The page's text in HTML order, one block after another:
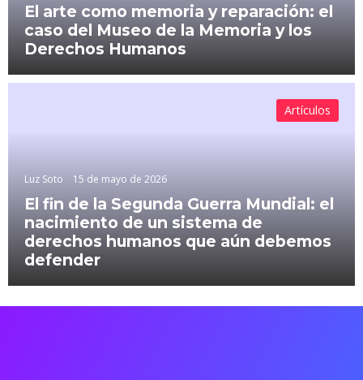
El arte como memoria y reparación: el
caso del Museo de la Memoria y los
Derechos Humanos
Luz Soto 15 de mayo de 2026
El fin de la Segunda Guerra Mundial: el
nacimiento de un sistema de
derechos humanos que aún debemos
defender
Artículos